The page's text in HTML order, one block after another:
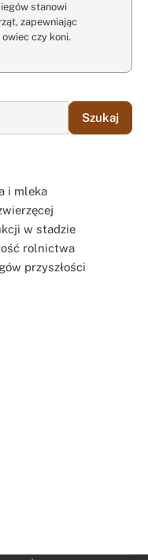
stanowi
zapewniając
czy koni.
Szukaj
i mleka
w stadzie
rolnictwa
przyszłości